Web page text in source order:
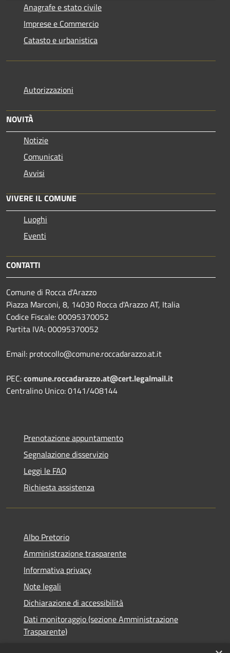
Anagrafe e stato civile
Imprese e Commercio
Catasto e urbanistica
Autorizzazioni
NOVITÀ
Notizie
Comunicati
Avvisi
VIVERE IL COMUNE
Luoghi
Eventi
CONTATTI
Comune di Rocca d'Arazzo
Piazza Marconi, 8, 14030 Rocca d'Arazzo AT, Italia
Codice Fiscale: 00095370052
Partita IVA: 00095370052
Email: protocollo@comune.roccadarazzo.at.it
PEC:comune.roccadarazzo.at@cert.legalmail.it
Centralino Unico: 0141/408144
Prenotazione appuntamento
Segnalazione disservizio
Leggi le FAQ
Richiesta assistenza
Albo Pretorio
Amministrazione trasparente
Informativa privacy
Note legali
Dichiarazione di accessibilità
Dati monitoraggio (sezione Amministrazione
Trasparente)